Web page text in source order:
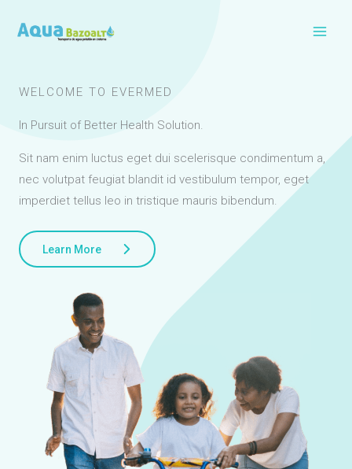
WELCOME TO EVERMED
In Pursuit of Better Health Solution.
Sit nam enim luctus eget dui scelerisque condimentum a,
nec volutpat feugiat blandit id vestibulum tempor, eget
imperdiet tellus leo in tristique mauris bibendum.
Learn More